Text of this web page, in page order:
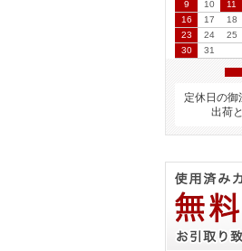
9
10 11
16
17 18
23
24 25
30
31
定休日の御
出荷